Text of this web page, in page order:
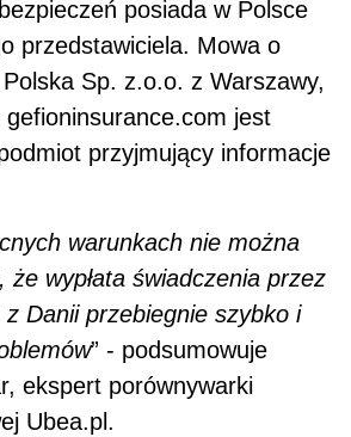
posiada w Polsce
przedstawiciela. Mowa o
Sp. z.o.o. z Warszawy,
jest
przyjmujący informacje
warunkach nie można
że wypłata świadczenia przez
Danii przebiegnie szybko i
” - podsumowuje
ekspert porównywarki
Ubea.pl.